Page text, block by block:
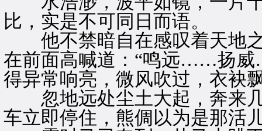
比，实是不可同日而语。
他不禁暗自在感叹着天地之
在前面高喊道：“鸣远……扬
得异常响亮，微风吹过，衣袂
忽地远处尘土大起，奔来几
车立即停住，熊倜以为是那活